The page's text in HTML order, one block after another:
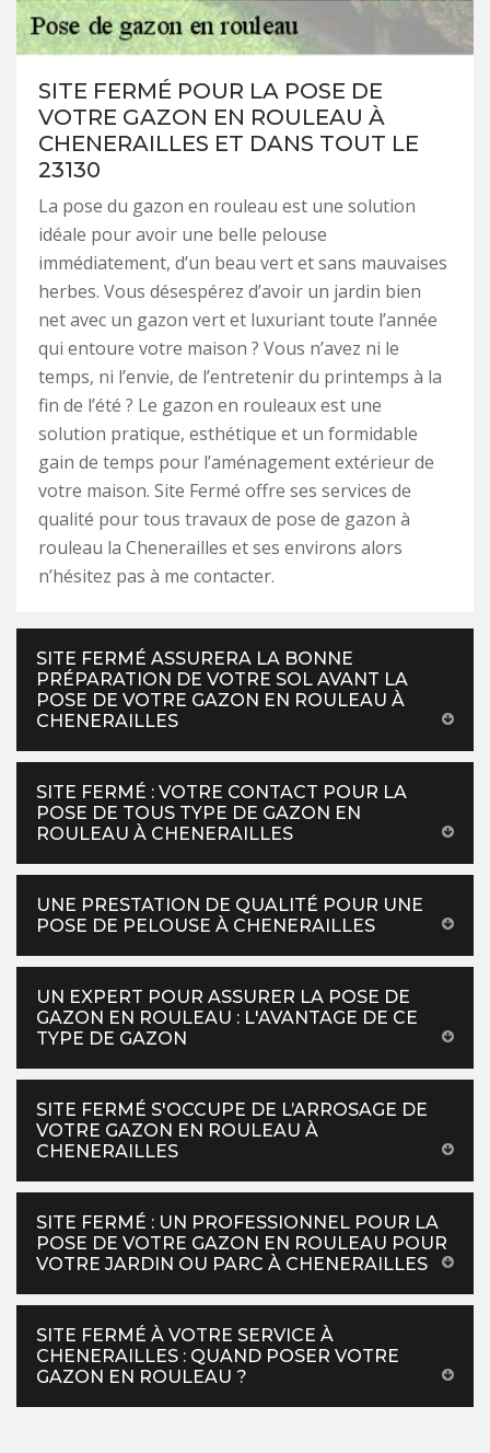
SITE FERMÉ POUR LA POSE DE
VOTRE GAZON EN ROULEAU À
CHENERAILLES ET DANS TOUT LE
23130
La pose du gazon en rouleau est une solution
idéale pour avoir une belle pelouse
immédiatement, d’un beau vert et sans mauvaises
herbes. Vous désespérez d’avoir un jardin bien
net avec un gazon vert et luxuriant toute l’année
qui entoure votre maison ? Vous n’avez ni le
temps, ni l’envie, de l’entretenir du printemps à la
fin de l’été ? Le gazon en rouleaux est une
solution pratique, esthétique et un formidable
gain de temps pour l’aménagement extérieur de
votre maison. Site Fermé offre ses services de
qualité pour tous travaux de pose de gazon à
rouleau la Chenerailles et ses environs alors
n’hésitez pas à me contacter.
SITE FERMÉ ASSURERA LA BONNE
PRÉPARATION DE VOTRE SOL AVANT LA
POSE DE VOTRE GAZON EN ROULEAU À
CHENERAILLES
SITE FERMÉ : VOTRE CONTACT POUR LA
POSE DE TOUS TYPE DE GAZON EN
ROULEAU À CHENERAILLES
UNE PRESTATION DE QUALITÉ POUR UNE
POSE DE PELOUSE À CHENERAILLES
UN EXPERT POUR ASSURER LA POSE DE
GAZON EN ROULEAU : L'AVANTAGE DE CE
TYPE DE GAZON
SITE FERMÉ S'OCCUPE DE L’ARROSAGE DE
VOTRE GAZON EN ROULEAU À
CHENERAILLES
SITE FERMÉ : UN PROFESSIONNEL POUR LA
POSE DE VOTRE GAZON EN ROULEAU POUR
VOTRE JARDIN OU PARC À CHENERAILLES
SITE FERMÉ À VOTRE SERVICE À
CHENERAILLES : QUAND POSER VOTRE
GAZON EN ROULEAU ?